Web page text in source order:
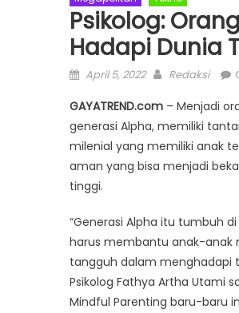
Psikolog:
Hadapi Dunia
Posted
April 5, 2022 Author
Redaksi
GAYATREND.com – Menjadi
generasi Alpha, memiliki
milenial yang memiliki anak
aman yang bisa menjadi
tinggi.
“Generasi Alpha itu tumbuh
harus membantu anak-anak
tangguh dalam menghadapi
Psikolog Fathya Artha Utami
Mindful Parenting baru-baru